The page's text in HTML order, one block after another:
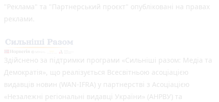
"Реклама" та "Партнерський проєкт" опубліковані на правах
реклами.
Здійснено за підтримки програми «Сильніші разом: Медіа та
Демократія», що реалізується Всесвітньою асоціацією
видавців новин (WAN-IFRA) у партнерстві з Асоціацією
«Незалежні регіональні видавці України» (АНРВУ) та